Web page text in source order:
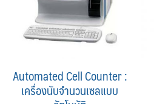
Automated Cell Counter :
เครื่องนับจำนวนเซลแบบ